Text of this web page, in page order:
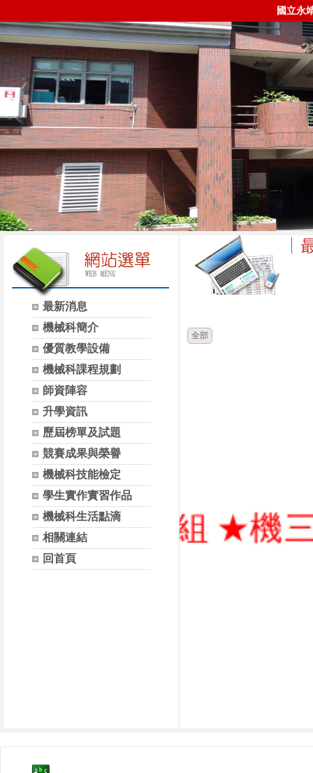
國立永
最新消息
機械科簡介
優質教學設備
機械科課程規劃
師資陣容
升學資訊
歷屆榜單及試題
競賽成果與榮譽
機械科技能檢定
學生實作實習作品
機械科生活點滴
相關連結
回首頁
全部
械組 ★機三甲